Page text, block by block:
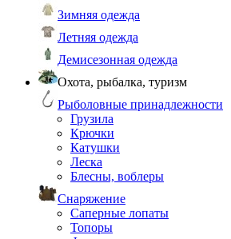
Зимняя одежда
Летняя одежда
Демисезонная одежда
Охота, рыбалка, туризм
Рыболовные принадлежности
Грузила
Крючки
Катушки
Леска
Блесны, воблеры
Снаряжение
Саперные лопаты
Топоры